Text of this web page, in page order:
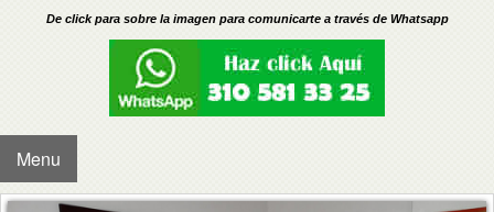
De click para sobre la imagen para comunicarte a través de Whatsapp
Menu